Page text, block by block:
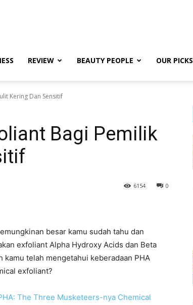
REVIEW BEAUTY PEOPLE OUR PICKS
Kering Dan Sensitif
Bagi Pemilik
0
6154
besar kamu sudah tahu dan
exfoliant Alpha Hydroxy Acids dan Beta
kamu telah mengetahui keberadaan PHA
exfoliant?
The Three Musketeers-nya Chemical